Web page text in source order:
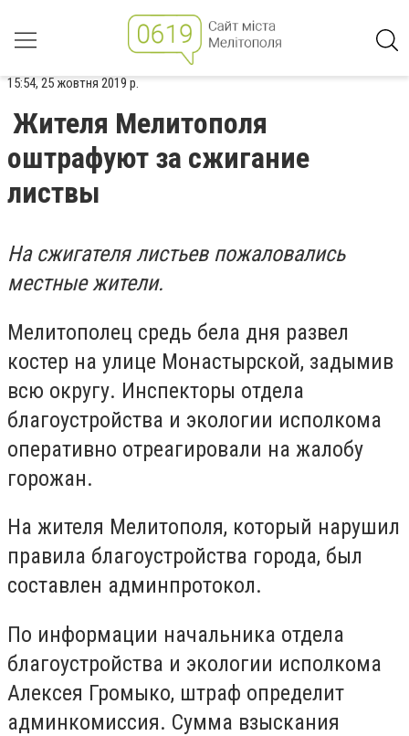
15:54, 25 жовтня 2019 р.
Жителя Мелитополя
оштрафуют за сжигание
листвы
На сжигателя листьев пожаловались
местные жители.
Мелитополец средь бела дня развел
костер на улице Монастырской, задымив
всю округу. Инспекторы отдела
благоустройства и экологии исполкома
оперативно отреагировали на жалобу
горожан.
На жителя Мелитополя, который нарушил
правила благоустройства города, был
составлен админпротокол.
По информации начальника отдела
благоустройства и экологии исполкома
Алексея Громыко, штраф определит
админкомиссия. Сумма взыскания